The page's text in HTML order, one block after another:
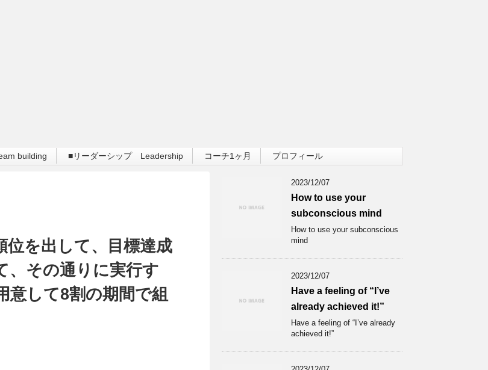
building ■リーダーシップ Leadership コーチ1ヶ月 プロフィール
位を出して、目標達成
、その通りに実行す
意して8割の期間で組
2023/12/07
How to use your
subconscious mind
How to use your subconscious
mind
2023/12/07
Have a feeling of “I’ve
already achieved it!”
Have a feeling of “I’ve already
achieved it!”